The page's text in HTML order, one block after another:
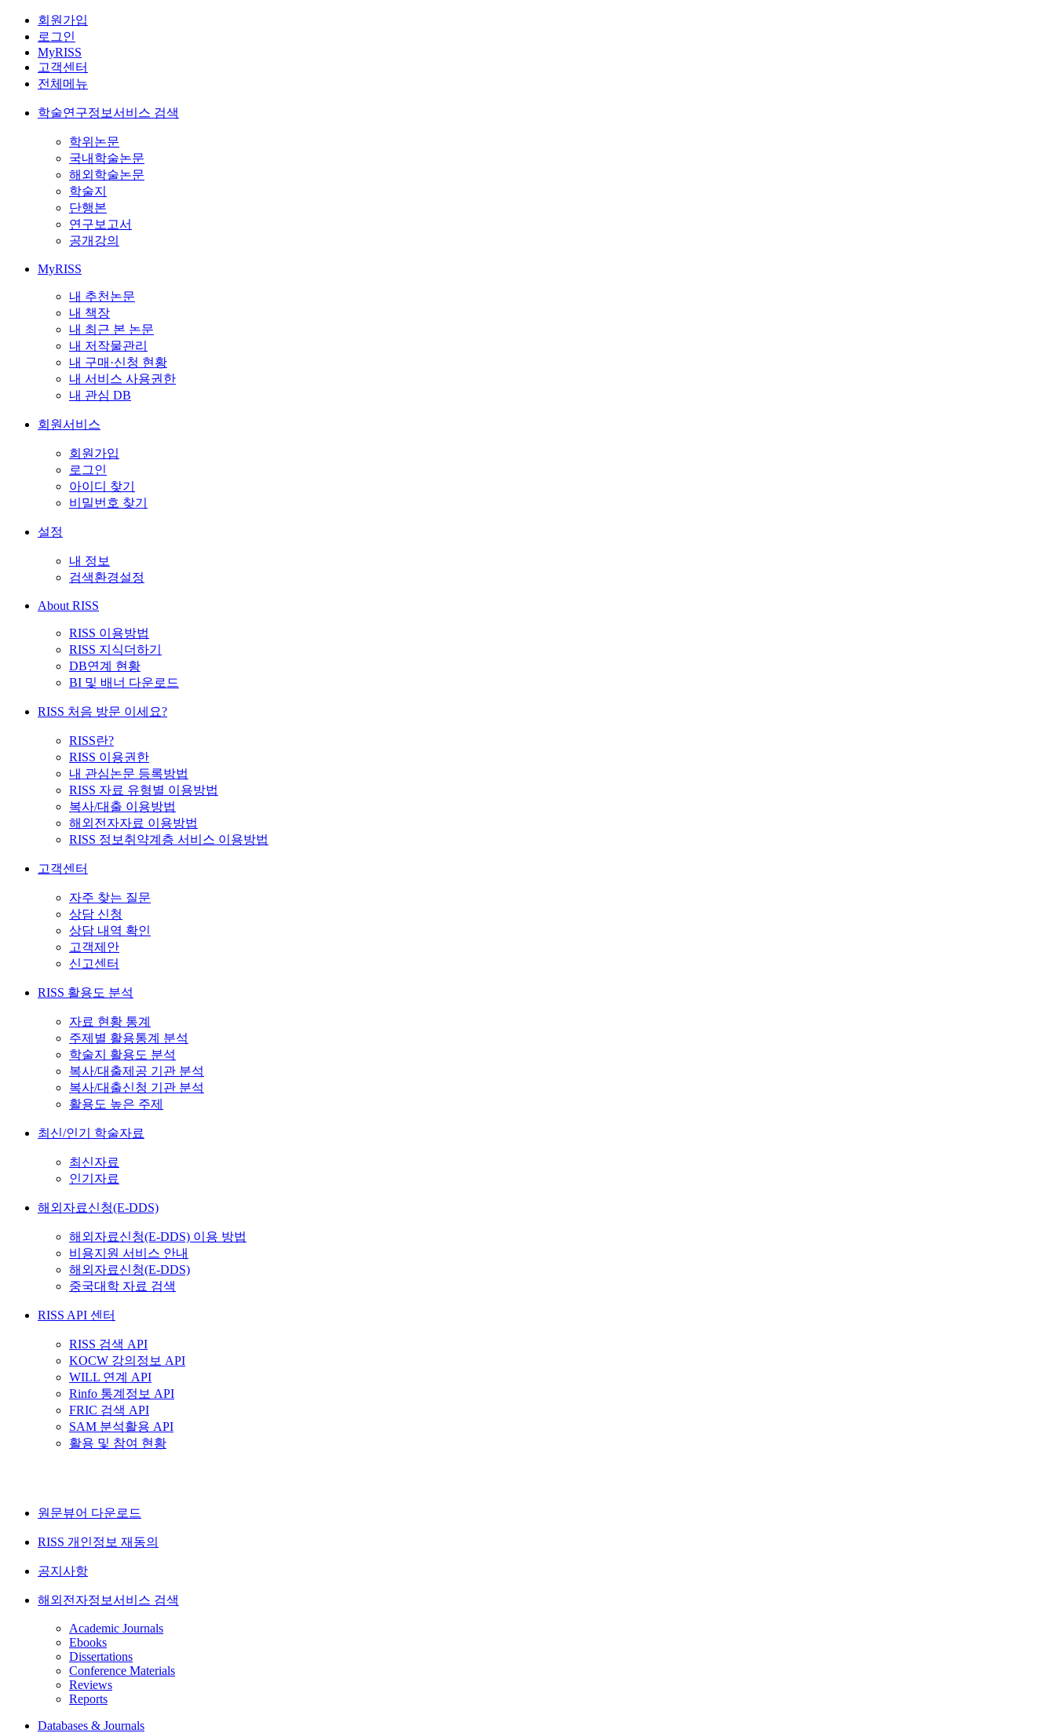
회원가입
로그인
MyRISS
고객센터
전체메뉴
학술연구정보서비스 검색
학위논문
국내학술논문
해외학술논문
학술지
단행본
연구보고서
공개강의
MyRISS
내 추천논문
내 책장
내 최근 본 논문
내 저작물관리
내 구매·신청 현황
내 서비스 사용권한
내 관심 DB
회원서비스
회원가입
로그인
아이디 찾기
비밀번호 찾기
설정
내 정보
검색환경설정
About RISS
RISS 이용방법
RISS 지식더하기
DB연계 현황
BI 및 배너 다운로드
RISS 처음 방문 이세요?
RISS란?
RISS 이용권한
내 관심논문 등록방법
RISS 자료 유형별 이용방법
복사/대출 이용방법
해외전자자료 이용방법
RISS 정보취약계층 서비스 이용방법
고객센터
자주 찾는 질문
상담 신청
상담 내역 확인
고객제안
신고센터
RISS 활용도 분석
자료 현황 통계
주제별 활용통계 분석
학술지 활용도 분석
복사/대출제공 기관 분석
복사/대출신청 기관 분석
활용도 높은 주제
최신/인기 학술자료
최신자료
인기자료
해외자료신청(E-DDS)
해외자료신청(E-DDS) 이용 방법
비용지원 서비스 안내
해외자료신청(E-DDS)
중국대학 자료 검색
RISS API 센터
RISS 검색 API
KOCW 강의정보 API
WILL 연계 API
Rinfo 통계정보 API
FRIC 검색 API
SAM 분석활용 API
활용 및 참여 현황
원문뷰어 다운로드
RISS 개인정보 재동의
공지사항
해외전자정보서비스 검색
Academic Journals
Ebooks
Dissertations
Conference Materials
Reviews
Reports
Databases & Journals